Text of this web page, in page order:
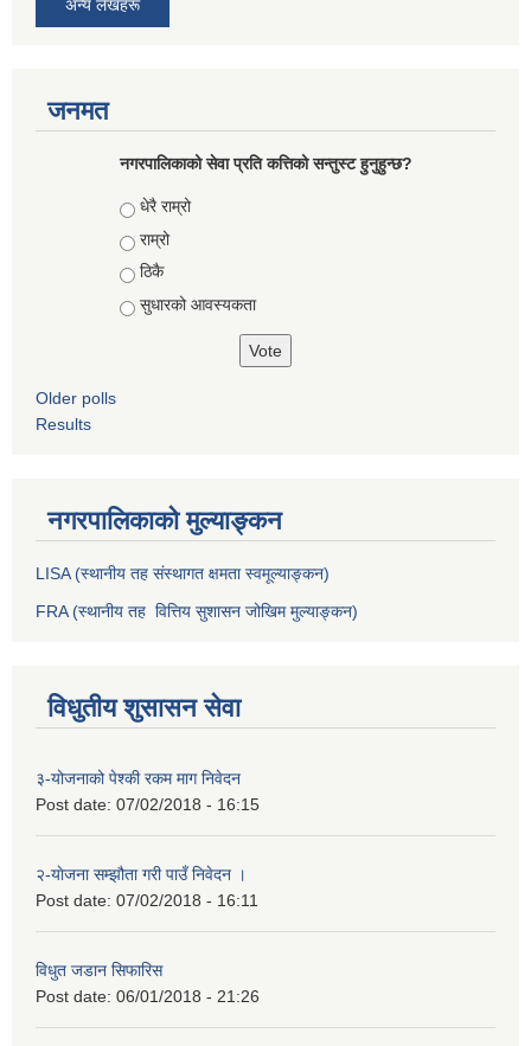
अन्य लेखहरू
जनमत
नगरपालिकाको सेवा प्रति कत्तिको सन्तुस्ट हुनुहुन्छ?
Choices
धेरै राम्रो
राम्रो
ठिकै
सुधारको आवस्यकता
Older polls
Results
नगरपालिकाको मुल्याङ्कन
LISA (स्थानीय तह संस्थागत क्षमता स्वमूल्याङ्कन)
FRA (स्थानीय तह वित्तिय सुशासन जोखिम मुल्याङ्कन)
विधुतीय शुसासन सेवा
३-योजनाको पेश्की रकम माग निवेदन
Post date: 07/02/2018 - 16:15
२-याेजना सम्झौता गरी पाउँ निवेदन ।
Post date: 07/02/2018 - 16:11
विधुत जडान सिफारिस
Post date: 06/01/2018 - 21:26